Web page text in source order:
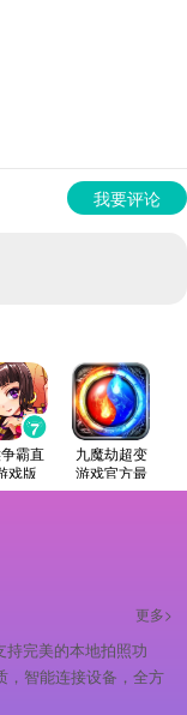
我要评论
霸直
戏版
九魔劫超变
游戏官方最
新版
更多>
完美的本地拍照功
，智能连接设备，全方